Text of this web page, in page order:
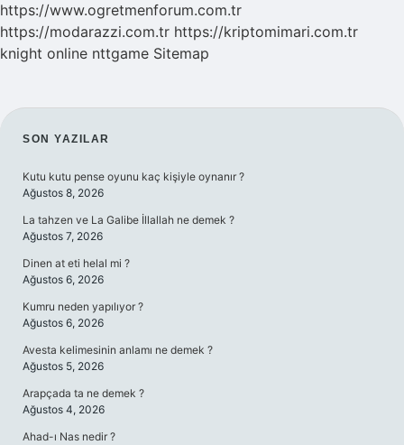
https://www.ogretmenforum.com.tr
https://modarazzi.com.tr https://kriptomimari.com.tr
knight online nttgame Sitemap
SIDEBAR
SON YAZILAR
Kutu kutu pense oyunu kaç kişiyle oynanır ?
Ağustos 8, 2026
La tahzen ve La Galibe İllallah ne demek ?
Ağustos 7, 2026
Dinen at eti helal mi ?
Ağustos 6, 2026
Kumru neden yapılıyor ?
Ağustos 6, 2026
Avesta kelimesinin anlamı ne demek ?
Ağustos 5, 2026
Arapçada ta ne demek ?
Ağustos 4, 2026
Ahad-ı Nas nedir ?